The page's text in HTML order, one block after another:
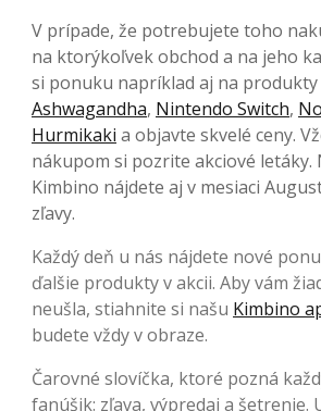
V prípade, že potrebujete toho
na ktorýkoľvek obchod a na jeho
si ponuku napríklad aj na produkty
Ashwagandha, Nintendo Switch,
Hurmikaki a objavte skvelé ceny.
nákupom si pozrite akciové letáky.
Kimbino nájdete aj v mesiaci
zľavy.
Každý deň u nás nájdete nové
ďalšie produkty v akcii. Aby vám
neušla, stiahnite si našu Kimbino
budete vždy v obraze.
Čarovné slovíčka, ktoré pozná
fanúšik: zľava, výpredaj a šetrenie.